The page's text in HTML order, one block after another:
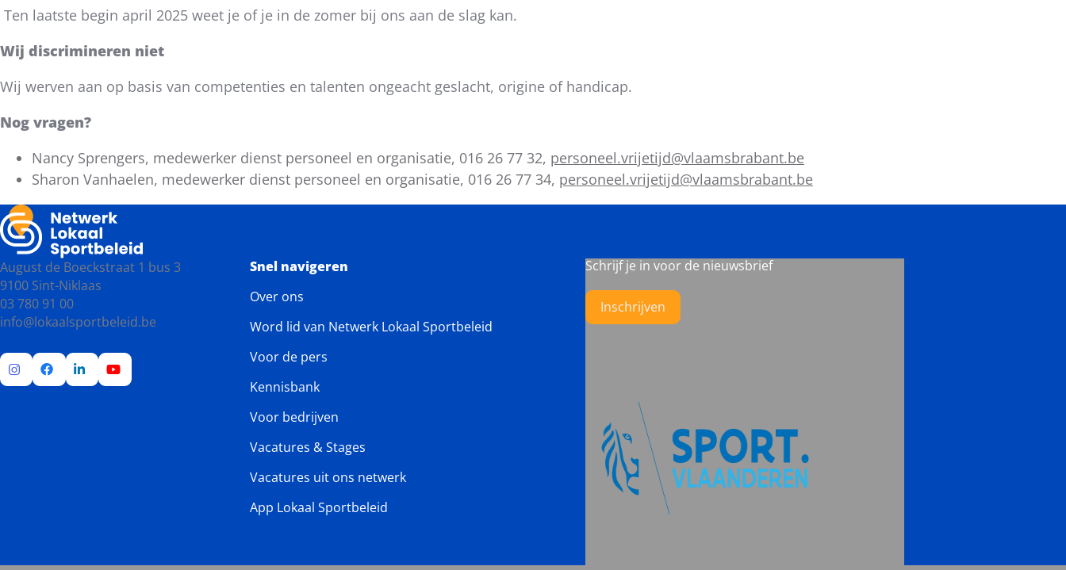
Ten laatste begin april 2025 weet je of je in de zomer bij ons aan de slag kan.
Wij discrimineren niet
Wij werven aan op basis van competenties en talenten ongeacht geslacht, origine of handicap.
Nog vragen?
Nancy Sprengers, medewerker dienst personeel en organisatie, 016 26 77 32, personeel.vrijetijd@vlaamsbrabant.be
Sharon Vanhaelen, medewerker dienst personeel en organisatie, 016 26 77 34, personeel.vrijetijd@vlaamsbrabant.be
August de Boeckstraat 1 bus 3
9100 Sint-Niklaas
03 780 91 00
info@lokaalsportbeleid.be
Snel navigeren
Over ons
Word lid van Netwerk Lokaal Sportbeleid
Voor de pers
Kennisbank
Voor bedrijven
Vacatures & Stages
Vacatures uit ons netwerk
App Lokaal Sportbeleid
Schrijf je in voor de nieuwsbrief
Inschrijven